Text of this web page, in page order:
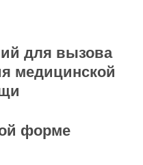
для вызова
медицинской
форме